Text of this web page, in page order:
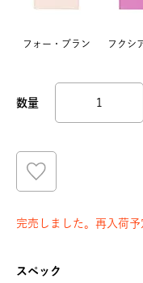
フォー・ブラン フクシ
完売しました。再入荷予
スペック